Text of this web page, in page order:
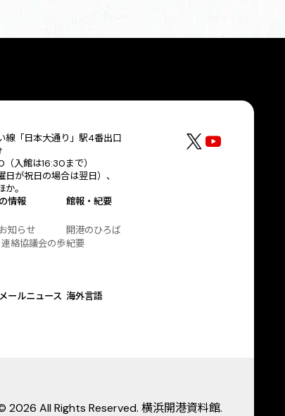
線「日本大通り」駅4番出口
入館は16:30まで）
日が祝日の場合は翌日）、
。
情報
知らせ
絡協議会の歩
館報・紀要
開港のひろば
紀要
ールニュース 海外言語
2026 All Rights Reserved. 横浜開港資料館.